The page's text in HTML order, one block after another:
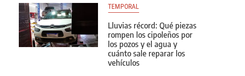
TEMPORAL
Lluvias récord: Qué piezas
rompen los cipoleños por
los pozos y el agua y
cuánto sale reparar los
vehículos